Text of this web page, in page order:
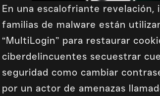
En una escalofriante
familias de malware están
“MultiLogin” para restaurar
ciberdelincuentes secuestrar
seguridad como cambiar
por un actor de amenazas